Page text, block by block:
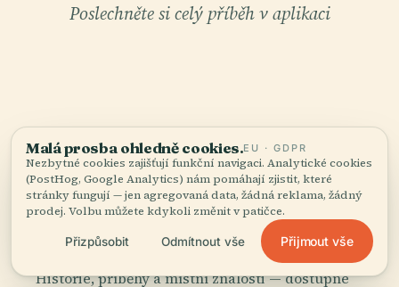
Poslechněte si celý příběh v aplikaci
VÁŠ OSOBNÍ KURÁTOR
Celé Kaple Sainte-Dévote,
dobře vyprávěné.
Audioprůvodci pro 1 100+ měst ve 96 zemích.
Historie, příběhy a místní znalosti — dostupné
Malá prosba ohledně cookies.EU · GDPR
Nezbytné cookies zajišťují funkční navigaci. Analytické cookies
(PostHog, Google Analytics) nám pomáhají zjistit, které
stránky fungují — jen agregovaná data, žádná reklama, žádný
prodej. Volbu můžete kdykoli změnit v patičce.
Přizpůsobit Odmítnout vše Přijmout vše